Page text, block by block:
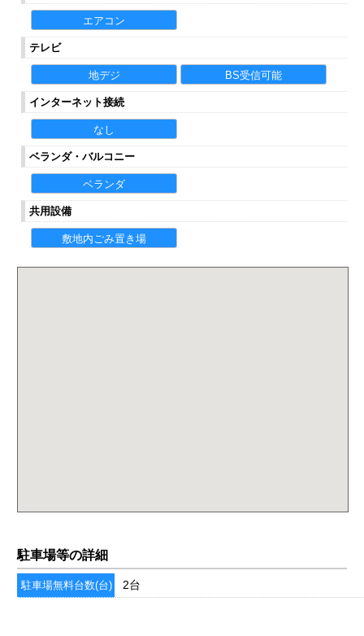
エアコン
テレビ
地デジ BS受信可能
インターネット接続
なし
ベランダ・バルコニー
ベランダ
共用設備
敷地内ごみ置き場
駐車場等の詳細
駐車場無料台数(台) 2台